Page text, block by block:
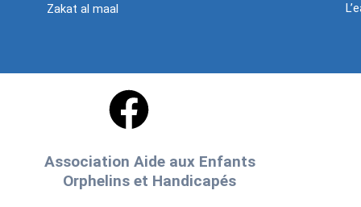
Zakat al maal
Association Aide aux Enfants
Orphelins et Handicapés